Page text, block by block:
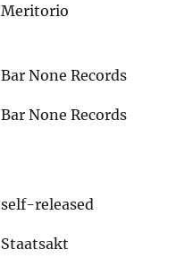
Meritorio
Bar None Records
Bar None Records
self-released
Staatsakt